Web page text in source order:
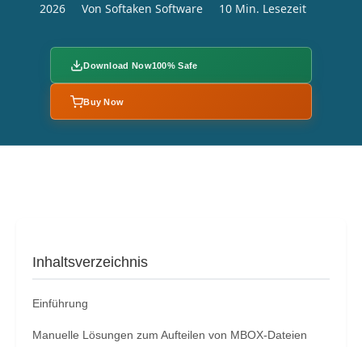
2026
Von Softaken Software 10 Min. Lesezeit
Download Now100% Safe
Buy Now
Inhaltsverzeichnis
Einführung
Manuelle Lösungen zum Aufteilen von MBOX-Dateien